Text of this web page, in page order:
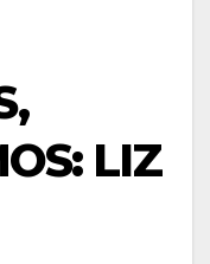
LIZ